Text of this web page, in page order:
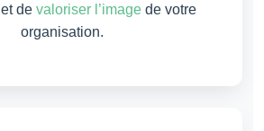
et de valoriser l’image de votre
organisation.